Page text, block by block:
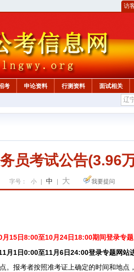
访
考 申论资料 行测资料 面试相关
员考试公告(3.96
字号： 小 中 大 我要提问
月15日8:00至10月24日18:00期间登录专
月1日0:00至11月6日24:00登录专题网站
。报考者按照准考证上确定的时间和地点